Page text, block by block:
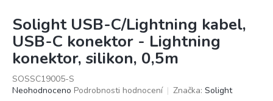
Solight USB-C/Lightning kabel,
USB-C konektor - Lightning
konektor, silikon, 0,5m
SOSSC19005-S
Průměrné
Neohodnoceno Podrobnosti hodnocení Značka: Solight